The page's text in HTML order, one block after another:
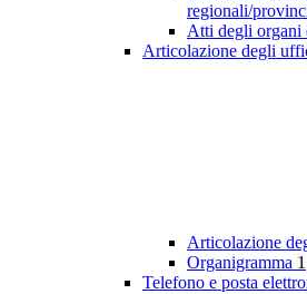
regionali/
Atti degli organi
Articolazione degli
Articolazione
Organigramma 1
Telefono e posta